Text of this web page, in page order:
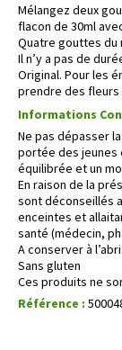
Mélangez deux
flacon de 30ml
Quatre gouttes du
Il n’y a pas de
Original. Pour les
prendre des fleurs
Informations
Ne pas dépasser
portée des jeunes
équilibrée et un
En raison de la
sont déconseillés
enceintes et
santé (médecin,
A conserver à
Sans gluten
Ces produits ne
Référence :